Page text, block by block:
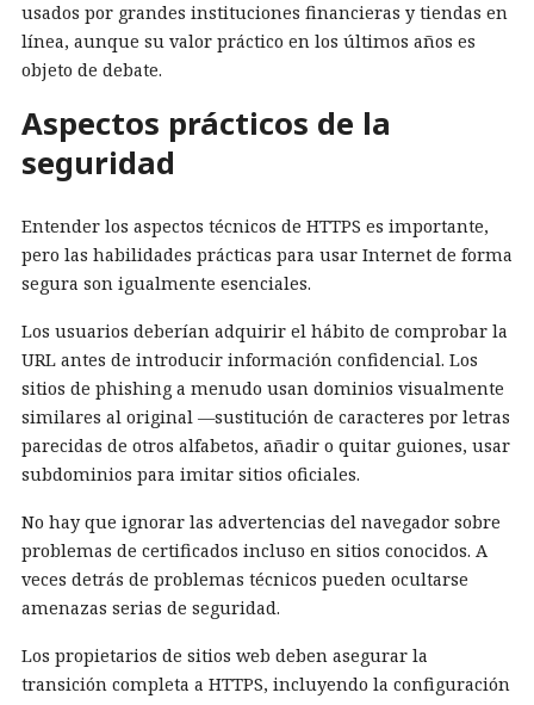
usados por grandes instituciones financieras y tiendas en
línea, aunque su valor práctico en los últimos años es
objeto de debate.
Aspectos prácticos de la
seguridad
Entender los aspectos técnicos de HTTPS es importante,
pero las habilidades prácticas para usar Internet de forma
segura son igualmente esenciales.
Los usuarios deberían adquirir el hábito de comprobar la
URL antes de introducir información confidencial. Los
sitios de phishing a menudo usan dominios visualmente
similares al original —sustitución de caracteres por letras
parecidas de otros alfabetos, añadir o quitar guiones, usar
subdominios para imitar sitios oficiales.
No hay que ignorar las advertencias del navegador sobre
problemas de certificados incluso en sitios conocidos. A
veces detrás de problemas técnicos pueden ocultarse
amenazas serias de seguridad.
Los propietarios de sitios web deben asegurar la
transición completa a HTTPS, incluyendo la configuración